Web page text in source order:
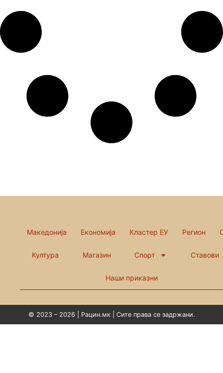
Македонија Економија Кластер ЕУ Регион
Култура Магазин Спорт Ставови
Наши приказни
© 2023 – 2026 | Рацин.мк | Сите права се задржани.